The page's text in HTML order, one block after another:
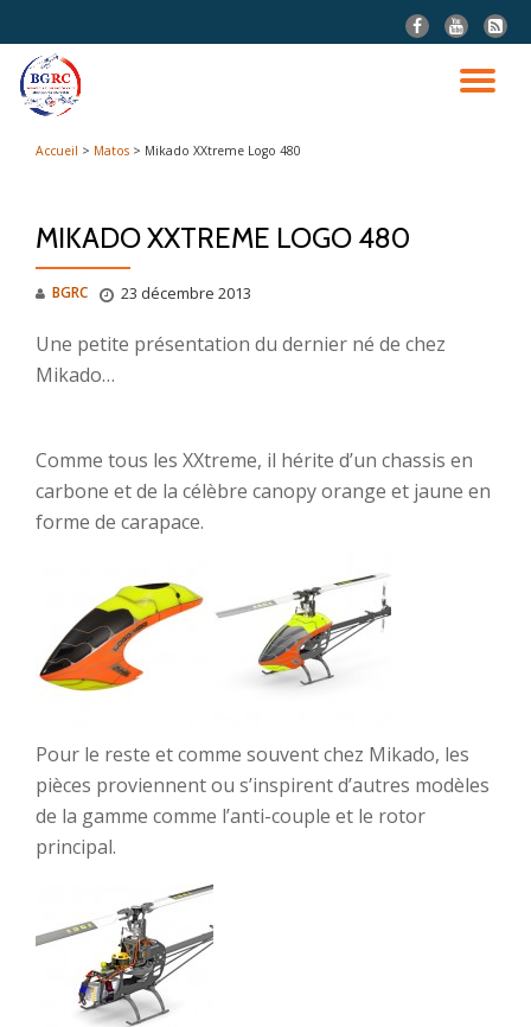
Aller
contenu
fa-
facebook
fa-
youtube
fa-
rss-
Accueil > Matos > Mikado XXtreme Logo 480
MIKADO XXTREME LOGO 480
BGRC 23 décembre 2013
Une petite présentation du dernier né de chez
Mikado…
Comme tous les XXtreme, il hérite d’un chassis en
carbone et de la célèbre canopy orange et jaune en
forme de carapace.
Pour le reste et comme souvent chez Mikado, les
pièces proviennent ou s’inspirent d’autres modèles
de la gamme comme l’anti-couple et le rotor
principal.